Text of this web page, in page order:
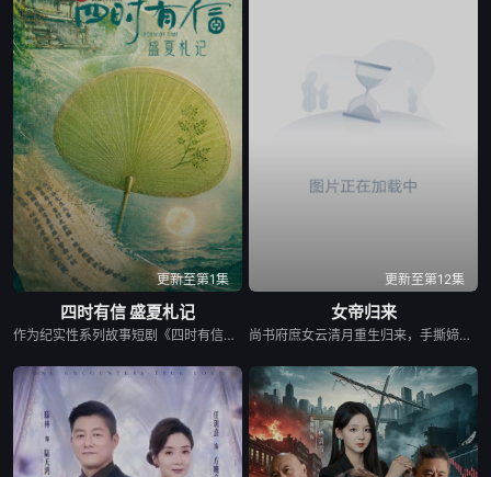
第19集 第20集
第22集 第24集
第25集 第26集
第28集
第31集 第32集 第33集
第34集 第35集 第36集
第37集 第38集 第39集
第40集 第41集 第42集
更新至第1集
四时有信 盛夏札记
作为纪实性系列故事短剧《四时有信》的第一篇章，《盛夏札记》以“信任、承诺与文化认同”为内核，透过福清侨批、新会葵扇、隆昌夏布三项与夏季紧密相关的传统技艺和文化遗存，讲述中国人血脉深处关于信义与温情的动人故事。
更新至第12集
女帝归来
尚书府庶女云清月重生归来，手撕媂姐媂母洗刷前世屈辱，结识摄政王萧寒渊。她身为前朝遗孤，执掌凰影卫，闯宫廷斗权贵，赴边关平定异族战乱，于朝堂肃清奸佞整顿朝纲。历经权谋厮杀，生死相守望，她放下前朝执念守护苍生，最终登顶帝位，与萧寒渊相守共治天下。